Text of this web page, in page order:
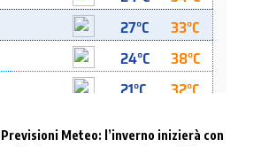
Previsioni Meteo: l’inverno inizierà con